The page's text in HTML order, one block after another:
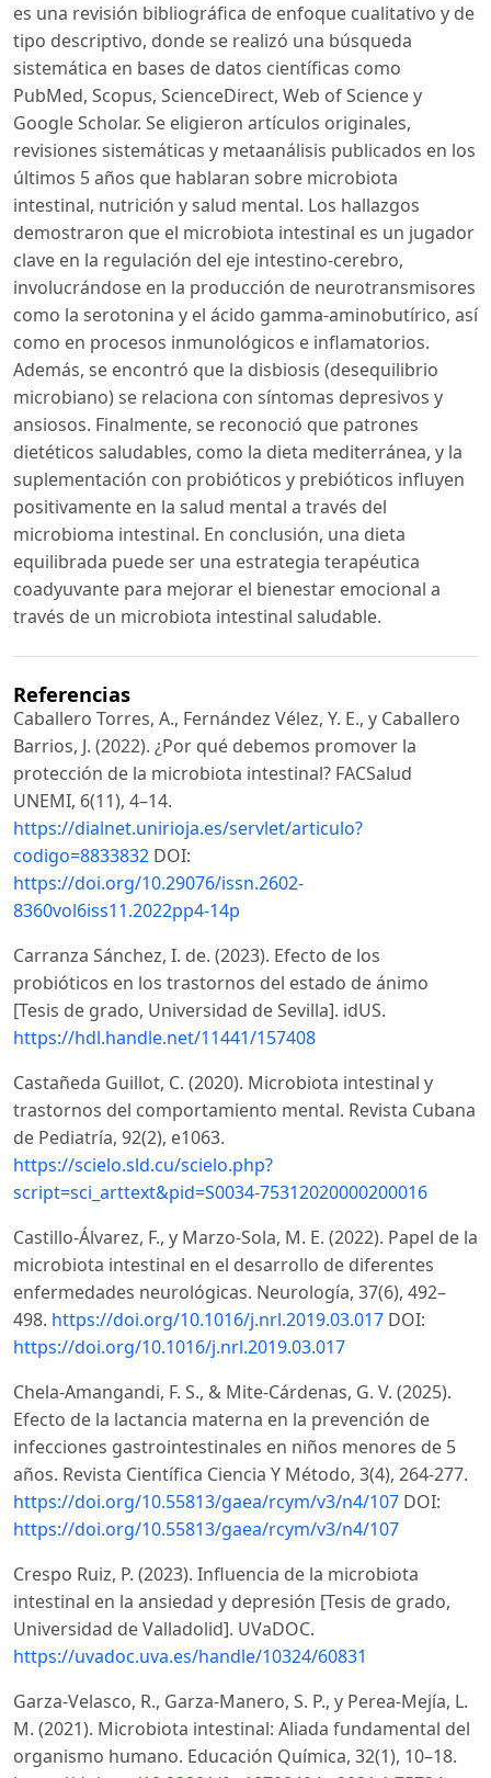
es una revisión bibliográfica de enfoque cualitativo y de
tipo descriptivo, donde se realizó una búsqueda
sistemática en bases de datos científicas como
PubMed, Scopus, ScienceDirect, Web of Science y
Google Scholar. Se eligieron artículos originales,
revisiones sistemáticas y metaanálisis publicados en los
últimos 5 años que hablaran sobre microbiota
intestinal, nutrición y salud mental. Los hallazgos
demostraron que el microbiota intestinal es un jugador
clave en la regulación del eje intestino-cerebro,
involucrándose en la producción de neurotransmisores
como la serotonina y el ácido gamma-aminobutírico, así
como en procesos inmunológicos e inflamatorios.
Además, se encontró que la disbiosis (desequilibrio
microbiano) se relaciona con síntomas depresivos y
ansiosos. Finalmente, se reconoció que patrones
dietéticos saludables, como la dieta mediterránea, y la
suplementación con probióticos y prebióticos influyen
positivamente en la salud mental a través del
microbioma intestinal. En conclusión, una dieta
equilibrada puede ser una estrategia terapéutica
coadyuvante para mejorar el bienestar emocional a
través de un microbiota intestinal saludable.
Referencias
Caballero Torres, A., Fernández Vélez, Y. E., y Caballero
Barrios, J. (2022). ¿Por qué debemos promover la
protección de la microbiota intestinal? FACSalud
UNEMI, 6(11), 4–14.
https://dialnet.unirioja.es/servlet/articulo?
codigo=8833832 DOI:
https://doi.org/10.29076/issn.2602-
8360vol6iss11.2022pp4-14p
Carranza Sánchez, I. de. (2023). Efecto de los
probióticos en los trastornos del estado de ánimo
[Tesis de grado, Universidad de Sevilla]. idUS.
https://hdl.handle.net/11441/157408
Castañeda Guillot, C. (2020). Microbiota intestinal y
trastornos del comportamiento mental. Revista Cubana
de Pediatría, 92(2), e1063.
https://scielo.sld.cu/scielo.php?
script=sci_arttext&pid=S0034-75312020000200016
Castillo-Álvarez, F., y Marzo-Sola, M. E. (2022). Papel de la
microbiota intestinal en el desarrollo de diferentes
enfermedades neurológicas. Neurología, 37(6), 492–
498. https://doi.org/10.1016/j.nrl.2019.03.017 DOI:
https://doi.org/10.1016/j.nrl.2019.03.017
Chela-Amangandi, F. S., & Mite-Cárdenas, G. V. (2025).
Efecto de la lactancia materna en la prevención de
infecciones gastrointestinales en niños menores de 5
años. Revista Científica Ciencia Y Método, 3(4), 264-277.
https://doi.org/10.55813/gaea/rcym/v3/n4/107 DOI:
https://doi.org/10.55813/gaea/rcym/v3/n4/107
Crespo Ruiz, P. (2023). Influencia de la microbiota
intestinal en la ansiedad y depresión [Tesis de grado,
Universidad de Valladolid]. UVaDOC.
https://uvadoc.uva.es/handle/10324/60831
Garza-Velasco, R., Garza-Manero, S. P., y Perea-Mejía, L.
M. (2021). Microbiota intestinal: Aliada fundamental del
organismo humano. Educación Química, 32(1), 10–18.